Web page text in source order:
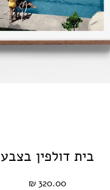
בית דולפין בצבע
320.00 ₪